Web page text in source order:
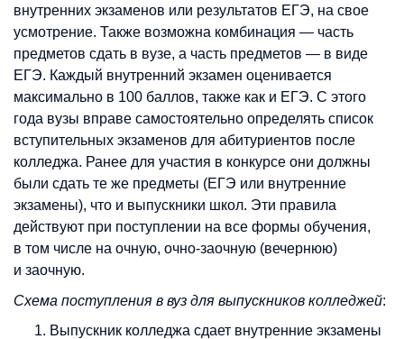
внутренних экзаменов или результатов ЕГЭ, на свое
усмотрение. Также возможна комбинация — часть
предметов сдать в вузе, а часть предметов — в виде
ЕГЭ. Каждый внутренний экзамен оценивается
максимально в 100 баллов, также как и ЕГЭ. С этого
года вузы вправе самостоятельно определять список
вступительных экзаменов для абитуриентов после
колледжа. Ранее для участия в конкурсе они должны
были сдать те же предметы (ЕГЭ или внутренние
экзамены), что и выпускники школ. Эти правила
действуют при поступлении на все формы обучения,
в том числе на очную, очно-заочную (вечернюю)
и заочную.
Схема поступления в вуз для выпускников колледжей:
Выпускник колледжа сдает внутренние экзамены